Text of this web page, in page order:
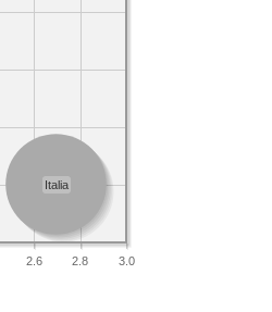
2.6 2.8 3.0
Italia